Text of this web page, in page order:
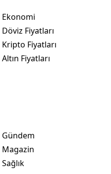
Ekonomi
Döviz Fiyatları
Kripto Fiyatları
Altın Fiyatları
Gündem
Magazin
Sağlık